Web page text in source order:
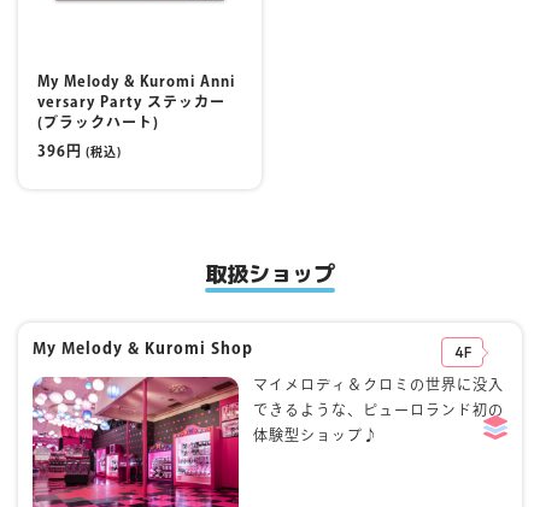
My Melody & Kuromi Anni
versary Party ステッカー
(ブラックハート)
396円 (税込)
取扱ショップ
My Melody & Kuromi Shop 4F
マイメロディ＆クロミの世界に没入
できるような、ピューロランド初の
体験型ショップ♪